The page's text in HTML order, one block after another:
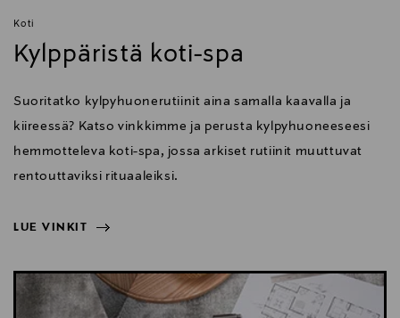
Koti
Kylppäristä koti-spa
Suoritatko kylpyhuonerutiinit aina samalla kaavalla ja
kiireessä? Katso vinkkimme ja perusta kylpyhuoneeseesi
hemmotteleva koti-spa, jossa arkiset rutiinit muuttuvat
rentouttaviksi rituaaleiksi.
LUE VINKIT
LUE VINKIT